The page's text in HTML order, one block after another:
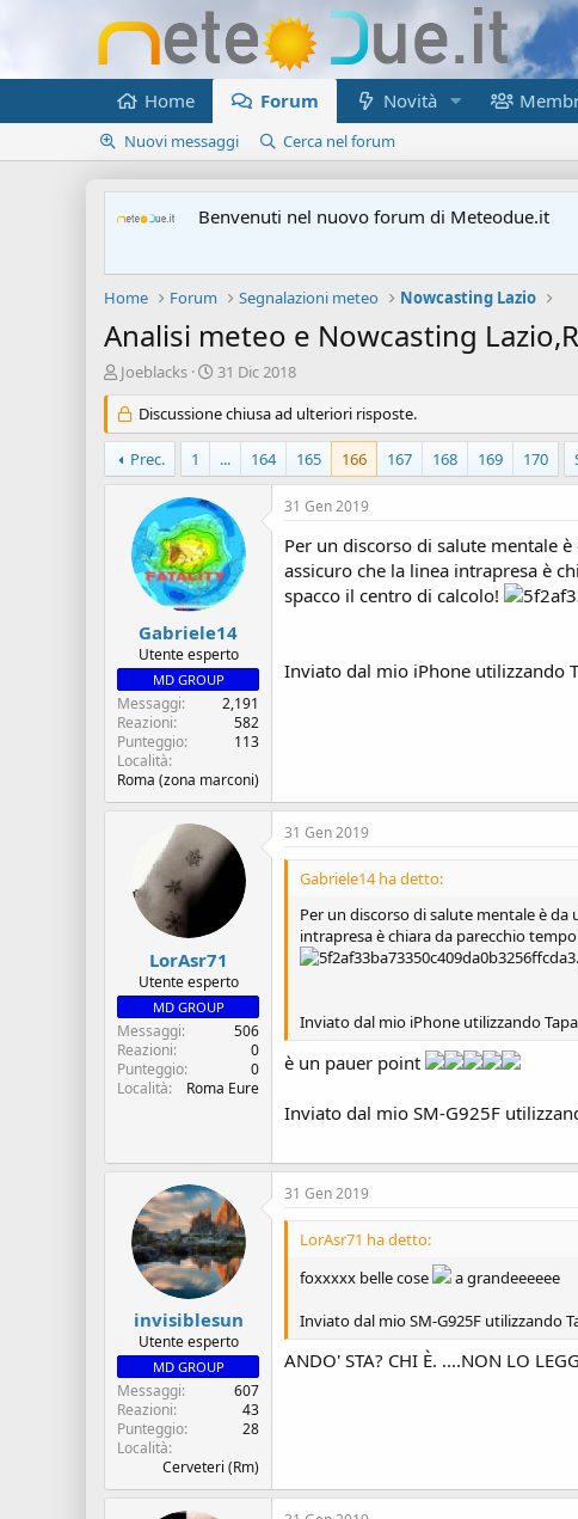
Home Forum Novità
Nuovi messaggi Cerca nel forum
Benvenuti nel nuovo forum di Meteodue.it
Home Forum Segnalazioni meteo Nowcasting Lazio
Analisi meteo e Nowcasting
A
t
o
r
e
o
n
e
Joeblacks
D
t
a
'
n
i
z
i
o
31 Dic 2018
Discussione chiusa ad ulteriori risposte.
Prec. 1 ... 164 165 166 167 168 169 170
Gabriele14
Utente esperto
MD GROUP
Messaggi
2,191
Reazioni
582
Punteggio
113
Località
Roma (zona marconi)
31 Gen 2019
Per un discorso di salute mentale
assicuro che la linea intrapresa è
spacco il centro di calcolo!
Inviato dal mio iPhone utilizzando
LorAsr71
Utente esperto
MD GROUP
Messaggi
506
Reazioni
0
Punteggio
0
Località
Roma Eure
31 Gen 2019
Gabriele14 ha detto:
Per un discorso di salute mentale è
intrapresa è chiara da parecchio
Inviato dal mio iPhone utilizzando
è un pauer point
Inviato dal mio SM-G925F
invisiblesun
Utente esperto
MD GROUP
Messaggi
607
Reazioni
43
Punteggio
28
Località
Cerveteri (Rm)
31 Gen 2019
LorAsr71 ha detto:
foxxxxx belle cose
a grandeeeeee
Inviato dal mio SM-G925F utilizzando
ANDO' STA? CHI È. ....NON LO